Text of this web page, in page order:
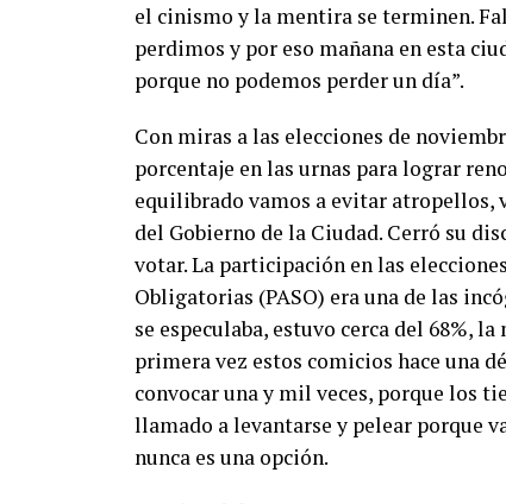
el cinismo y la mentira se terminen.
perdimos y por eso mañana en esta
porque no podemos perder un día”.
Con miras a las elecciones de
porcentaje en las urnas para lograr
equilibrado vamos a evitar atropellos,
del Gobierno de la Ciudad. Cerró su
votar. La participación en las
Obligatorias (PASO) era una de las
se especulaba, estuvo cerca del 68%,
primera vez estos comicios hace una
convocar una y mil veces, porque los
llamado a levantarse y pelear porque
nunca es una opción.